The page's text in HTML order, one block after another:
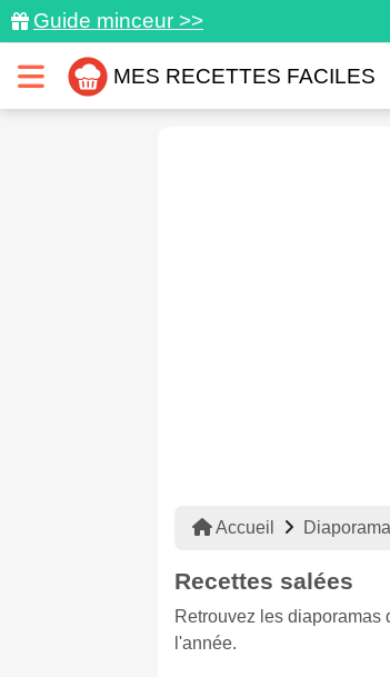
Guide minceur >>
MES RECETTES FACILES
Accueil Diaporama
Recettes salées
Retrouvez les diaporamas
l'année.